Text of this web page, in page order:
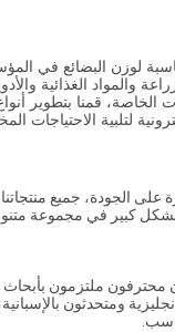
مناسبة لوزن البضائع في
والمواد الغذائية
الخاصة، قمنا بتطوير
لتلبية الاحتياجات
الجودة، جميع منتجاتنا
بشكل كبير في مجموعة
ملتزمون بأبحاث
ومتحدثون